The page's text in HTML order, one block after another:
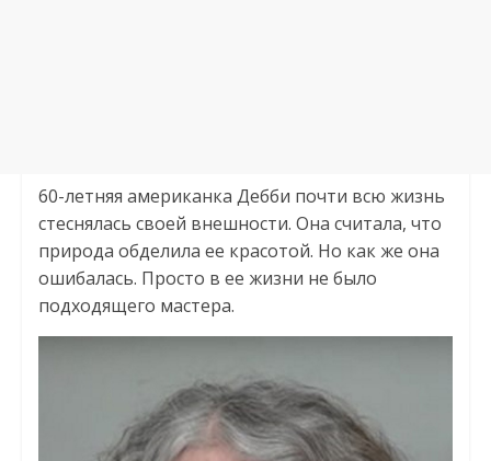
60-летняя американка Дебби почти всю жизнь
стеснялась своей внешности. Она считала, что
природа обделила ее красотой. Но как же она
ошибалась. Просто в ее жизни не было
подходящего мастера.